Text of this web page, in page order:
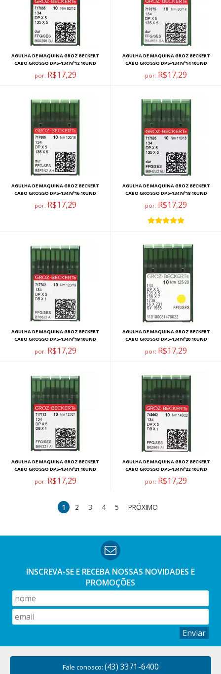
AGULHA DE MAQUINA GROZ BECKERT
CABO GROSSO DP5-134 Nº12 10UND
por: R$17,29
AGULHA DE MAQUINA GROZ BECKERT
CABO GROSSO DP5-134 Nº14 10UND
por: R$17,29
AGULHA DE MAQUINA GROZ BECKERT
CABO GROSSO DP5-134 Nº16 10UND
por: R$17,29
AGULHA DE MAQUINA GROZ BECKERT
CABO GROSSO DP5-134 Nº18 10UND
por: R$17,29
AGULHA DE MAQUINA GROZ BECKERT
CABO GROSSO DP5-134 Nº19 10UND
por: R$17,29
AGULHA DE MAQUINA GROZ BECKERT
CABO GROSSO DP5-134 Nº20 10UND
por: R$17,29
AGULHA DE MAQUINA GROZ BECKERT
CABO GROSSO DP5-134 Nº21 10UND
por: R$17,29
AGULHA DE MAQUINA GROZ BECKERT
CABO GROSSO DP5-134 Nº22 10UND
por: R$17,29
1 2 3 4 5 PRÓXIMO
INSCREVA-SE E RECEBA NOSSAS NOVIDADES E
PROMOÇÕES
Enviar
Fale conosco: (43) 3371-6400